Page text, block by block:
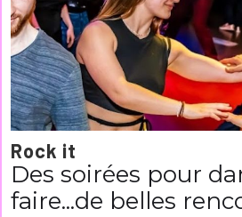
Rock it
Des soirées pour
faire...de belles